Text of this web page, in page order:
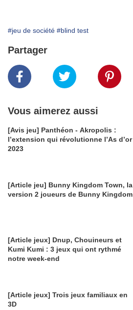
#jeu de société #blind test
Partager
Vous aimerez aussi
[Avis jeu] Panthéon - Akropolis :
l’extension qui révolutionne l’As d’or
2023
[Article jeu] Bunny Kingdom Town, la
version 2 joueurs de Bunny Kingdom
[Article jeux] Dnup, Chouineurs et
Kumi Kumi : 3 jeux qui ont rythmé
notre week-end
[Article jeux] Trois jeux familiaux en
3D